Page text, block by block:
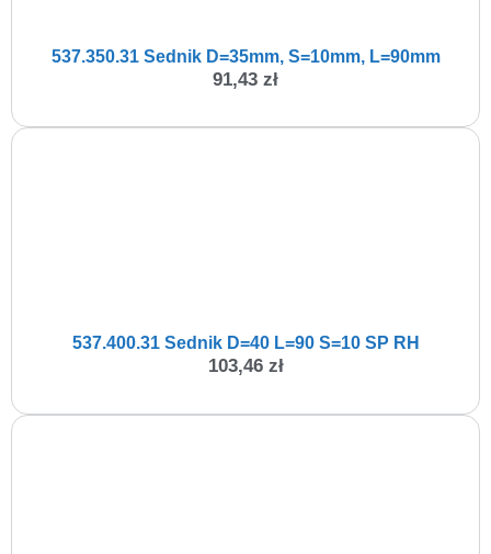
537.350.31 Sednik D=35mm, S=10mm, L=90mm
91,43 zł
537.400.31 Sednik D=40 L=90 S=10 SP RH
103,46 zł